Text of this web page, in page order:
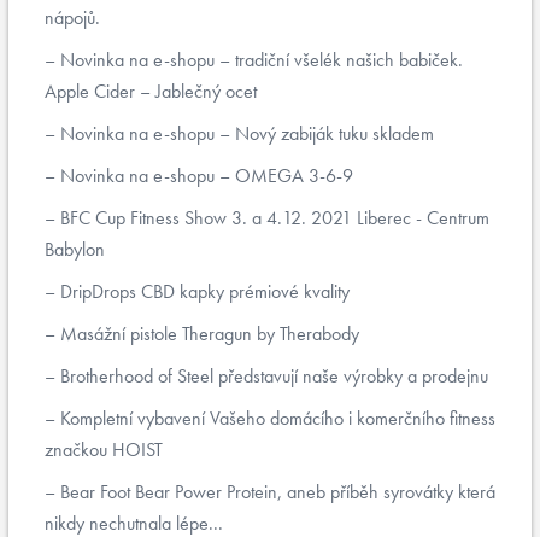
nápojů.
Novinka na e-shopu – tradiční všelék našich babiček.
Apple Cider – Jablečný ocet
Novinka na e-shopu – Nový zabiják tuku skladem
Novinka na e-shopu – OMEGA 3-6-9
BFC Cup Fitness Show 3. a 4.12. 2021 Liberec - Centrum
Babylon
DripDrops CBD kapky prémiové kvality
Masážní pistole Theragun by Therabody
Brotherhood of Steel představují naše výrobky a prodejnu
Kompletní vybavení Vašeho domácího i komerčního fitness
značkou HOIST
Bear Foot Bear Power Protein, aneb příběh syrovátky která
nikdy nechutnala lépe...